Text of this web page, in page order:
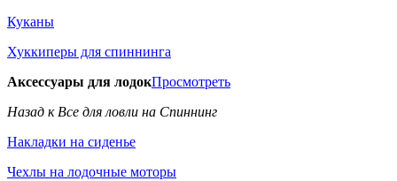
Куканы
Хуккиперы для спиннинга
Аксессуары для лодокПросмотреть
Назад к Все для ловли на Спиннинг
Накладки на сиденье
Чехлы на лодочные моторы